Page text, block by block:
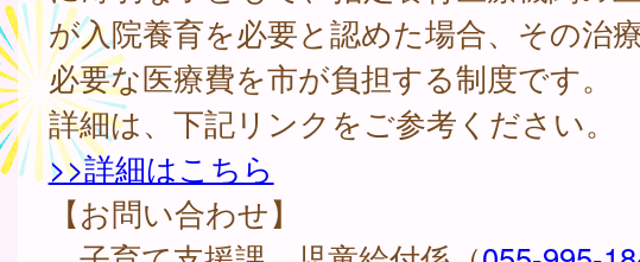
が入院養育を必要と認めた場合、その治
必要な医療費を市が負担する制度です。
詳細は、下記リンクをご参考ください。
>>詳細はこちら
【お問い合わせ】